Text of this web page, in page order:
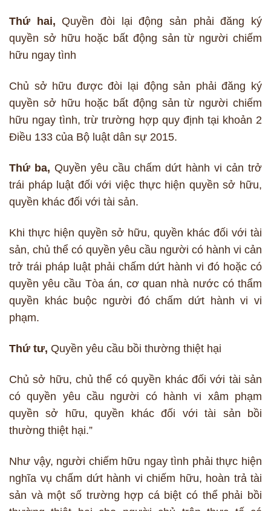
Thứ hai, Quyền đòi lại động sản phải đăng ký
quyền sở hữu hoặc bất động sản từ người chiếm
hữu ngay tình
Chủ sở hữu được đòi lại động sản phải đăng ký
quyền sở hữu hoặc bất động sản từ người chiếm
hữu ngay tình, trừ trường hợp quy định tại khoản 2
Điều 133 của Bộ luật dân sự 2015.
Thứ ba, Quyền yêu cầu chấm dứt hành vi cản trở
trái pháp luật đối với việc thực hiện quyền sở hữu,
quyền khác đối với tài sản.
Khi thực hiện quyền sở hữu, quyền khác đối với tài
sản, chủ thể có quyền yêu cầu người có hành vi cản
trở trái pháp luật phải chấm dứt hành vi đó hoặc có
quyền yêu cầu Tòa án, cơ quan nhà nước có thẩm
quyền khác buộc người đó chấm dứt hành vi vi
phạm.
Thứ tư, Quyền yêu cầu bồi thường thiệt hại
Chủ sở hữu, chủ thể có quyền khác đối với tài sản
có quyền yêu cầu người có hành vi xâm phạm
quyền sở hữu, quyền khác đối với tài sản bồi
thường thiệt hại.”
Như vậy, người chiếm hữu ngay tình phải thực hiện
nghĩa vụ chấm dứt hành vi chiếm hữu, hoàn trả tài
sản và một số trường hợp cá biệt có thể phải bồi